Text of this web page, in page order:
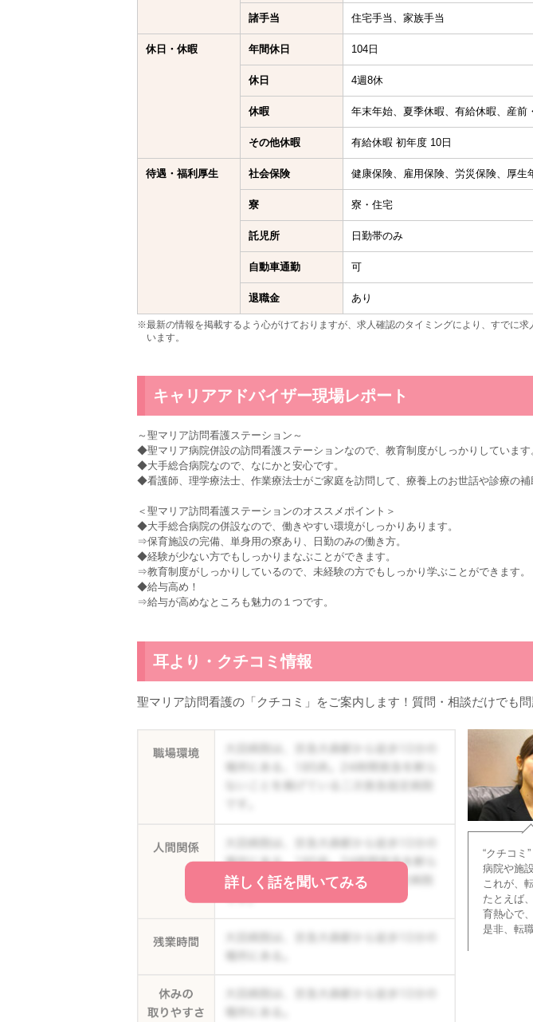
諸手当 住宅手当、家族手当
休日・休暇 年間休日 104日
休日 4週8休
休暇 年末年始、夏季休暇、有給休暇、産前
その他休暇 有給休暇 初年度 10日
待遇・福利厚生 社会保険 健康保険、雇用保険、労災保険、厚生
寮 寮・住宅
託児所 日勤帯のみ
自動車通勤 可
退職金 あり
※最新の情報を掲載するよう心がけておりますが、求人確認のタイミングにより、すでに
います。
キャリアアドバイザー現場レポート
～聖マリア訪問看護ステーション～
◆聖マリア病院併設の訪問看護ステーションなので、教育制度がしっかりしています
◆大手総合病院なので、なにかと安心です。
◆看護師、理学療法士、作業療法士がご家庭を訪問して、療養上のお世話や診療の補
＜聖マリア訪問看護ステーションのオススメポイント＞
◆大手総合病院の併設なので、働きやすい環境がしっかりあります。
⇒保育施設の完備、単身用の寮あり、日勤のみの働き方。
◆経験が少ない方でもしっかりまなぶことができます。
⇒教育制度がしっかりしているので、未経験の方でもしっかり学ぶことができます。
◆給与高め！
⇒給与が高めなところも魅力の１つです。
耳より・クチコミ情報
聖マリア訪問看護の「クチコミ」をご案内します！質問・相談だけでも
詳しく話を聞いてみる
“クチコミ
病院や施
これが、
たとえば
育熱心で
是非、転